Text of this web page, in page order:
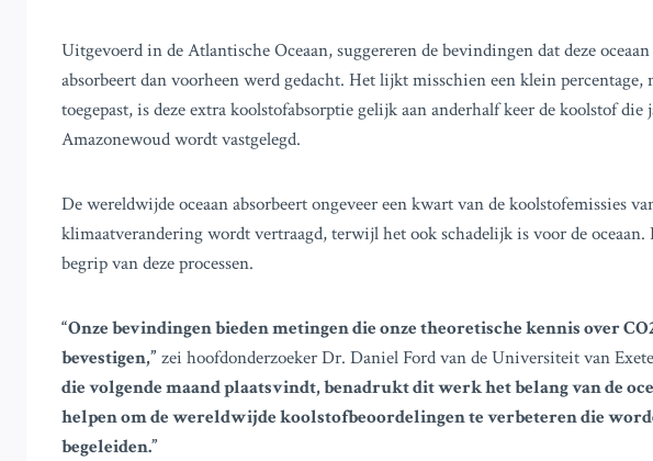
Uitgevoerd in de Atlantische Oceaan, suggereren de bevindingen dat deze
absorbeert dan voorheen werd gedacht. Het lijkt misschien een klein
toegepast, is deze extra koolstofabsorptie gelijk aan anderhalf keer de koolstof
Amazonewoud wordt vastgelegd.
De wereldwijde oceaan absorbeert ongeveer een kwart van de koolstofemissies
klimaatverandering wordt vertraagd, terwijl het ook schadelijk is voor de
begrip van deze processen.
“Onze bevindingen bieden metingen die onze theoretische kennis over
bevestigen,” zei hoofdonderzoeker Dr. Daniel Ford van de Universiteit van
die volgende maand plaatsvindt, benadrukt dit werk het belang van de
helpen om de wereldwijde koolstofbeoordelingen te verbeteren die
begeleiden.”